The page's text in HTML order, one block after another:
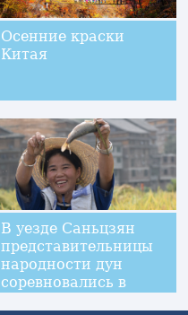
Осенние краски
Китая
В уезде Саньцзян
представительницы
народности дун
соревновались в